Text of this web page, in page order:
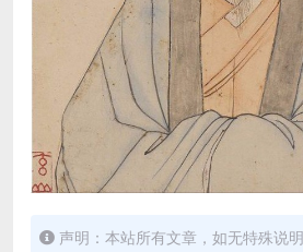
声明：本站所有文章，如无特殊说